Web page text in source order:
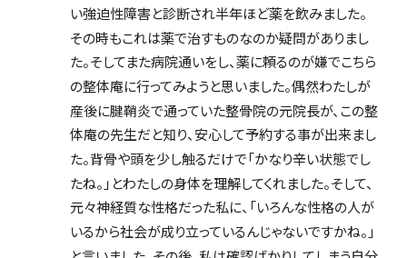
い強迫性障害と診断され半年ほど薬を飲みました。
その時もこれは薬で治すものなのか疑問がありまし
た。そしてまた病院通いをし、薬に頼るのが嫌でこちら
の整体庵に行ってみようと思いました。偶然わたしが
産後に腱鞘炎で通っていた整骨院の元院長が、この整
体庵の先生だと知り、安心して予約する事が出来まし
た。背骨や頭を少し触るだけで「かなり辛い状態でし
たね。」とわたしの身体を理解してくれました。そして、
元々神経質な性格だった私に、「いろんな性格の人が
いるから社会が成り立っているんじゃないですかね。」